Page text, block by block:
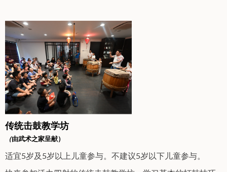
传统击鼓教学坊
（由武术之家呈献）
适宜5岁及5岁以上儿童参与。不建议5岁以下儿童参与。